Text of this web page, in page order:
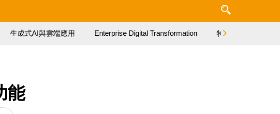
生成式AI與雲端應用 Enterprise Digital Transformation 特集
能